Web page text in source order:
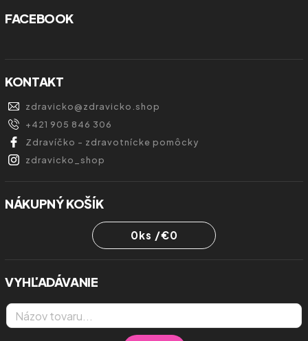
FACEBOOK
KONTAKT
zdravicko@zdravicko.shop
+421 905 846 306
Zdravíčko - zdravotnícke pomôcky
zdravicko_shop
NÁKUPNÝ KOŠÍK
0ks /€0
VYHĽADÁVANIE